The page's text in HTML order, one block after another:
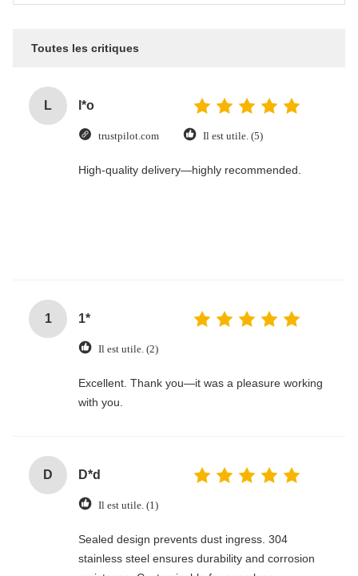
Toutes les critiques
L l*o
trustpilot.com Il est utile. (5)
High-quality delivery—highly recommended.
1 1*
Il est utile. (2)
Excellent. Thank you—it was a pleasure working
with you.
D D*d
Il est utile. (1)
Sealed design prevents dust ingress. 304
stainless steel ensures durability and corrosion